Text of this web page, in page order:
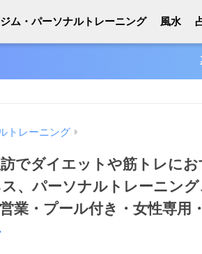
ジム・パーソナルトレーニング 風水
トレーニング
訪でダイエットや筋トレに
、パーソナルトレーニン
業・プール付き・女性専用